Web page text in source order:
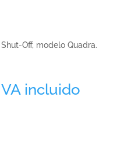
Off, modelo Quadra.
incluido